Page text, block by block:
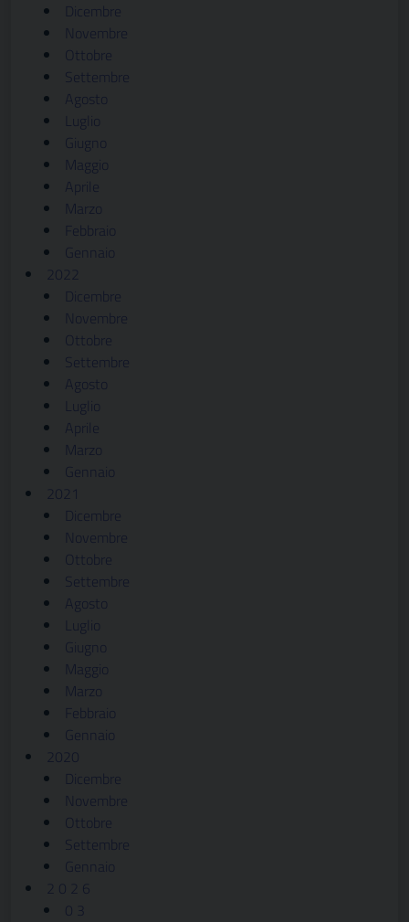
Dicembre
Novembre
Ottobre
Settembre
Agosto
Luglio
Giugno
Maggio
Aprile
Marzo
Febbraio
Gennaio
2022
Dicembre
Novembre
Ottobre
Settembre
Agosto
Luglio
Aprile
Marzo
Gennaio
2021
Dicembre
Novembre
Ottobre
Settembre
Agosto
Luglio
Giugno
Maggio
Marzo
Febbraio
Gennaio
2020
Dicembre
Novembre
Ottobre
Settembre
Gennaio
2 0 2 6
0 3